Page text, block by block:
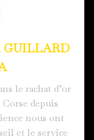
GUILLARD
le rachat d’or
depuis
nous ont
et le service